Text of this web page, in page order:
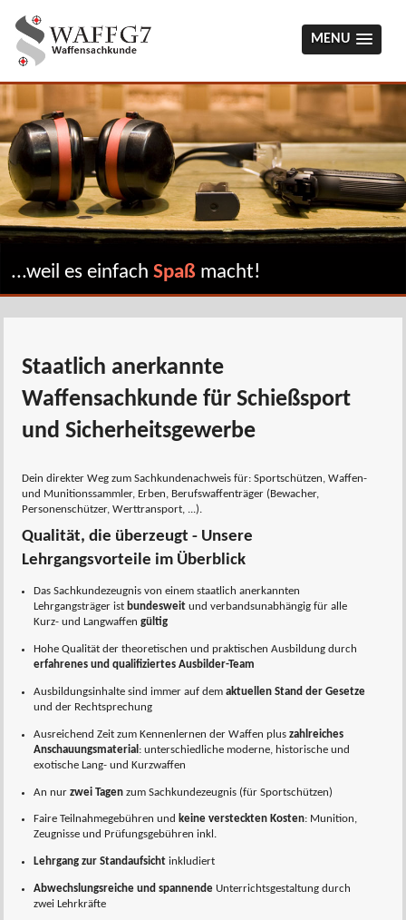
MENU
...weil es einfach Spaßmacht!
Staatlich anerkannte
Waffensachkunde für Schießsport
und Sicherheitsgewerbe
Dein direkter Weg zum Sachkundenachweis für: Sportschützen, Waffen-
und Munitionssammler, Erben, Berufswaffenträger (Bewacher,
Personenschützer, Werttransport, ...).
Qualität, die überzeugt - Unsere
Lehrgangsvorteile im Überblick
Das Sachkundezeugnis von einem staatlich anerkannten
Lehrgangsträger ist bundesweitund verbandsunabhängig für alle
Kurz- und Langwaffen gültig
Hohe Qualität der theoretischen und praktischen Ausbildung durch
erfahrenes und qualifiziertes Ausbilder-Team
Ausbildungsinhalte sind immer auf dem aktuellen Stand der Gesetze
und der Rechtsprechung
Ausreichend Zeit zum Kennenlernen der Waffen plus zahlreiches
Anschauungsmaterial : unterschiedliche moderne, historische und
exotische Lang- und Kurzwaffen
An nur zwei Tagenzum Sachkundezeugnis (für Sportschützen)
Faire Teilnahmegebühren und keine versteckten Kosten: Munition,
Zeugnisse und Prüfungsgebühren inkl.
Lehrgang zur Standaufsichtinkludiert
Abwechslungsreiche und spannendeUnterrichtsgestaltung durch
zwei Lehrkräfte